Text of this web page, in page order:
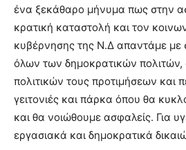
ένα ξεκάθαρο μήνυμα πως στην
κρατική καταστολή και τον
κυβέρνησης της Ν.Δ απαντάμε με
όλων των δημοκρατικών
πολιτικών τους προτιμήσεων και
γειτονιές και πάρκα όπου θα
και θα νοιώθουμε ασφαλείς. Για
εργασιακά και δημοκρατικά